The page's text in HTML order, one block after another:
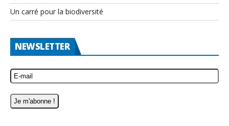
Un carré pour la biodiversité
NEWSLETTER